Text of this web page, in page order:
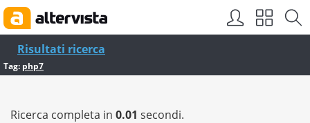
Risultati ricerca
Tag: php7
Ricerca completa in 0.01 secondi.